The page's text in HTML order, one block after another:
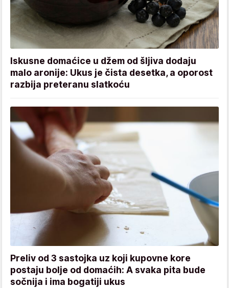
Iskusne domaćice u džem od šljiva dodaju
malo aronije: Ukus je čista desetka, a oporost
razbija preteranu slatkoću
Preliv od 3 sastojka uz koji kupovne kore
postaju bolje od domaćih: A svaka pita bude
sočnija i ima bogatiji ukus